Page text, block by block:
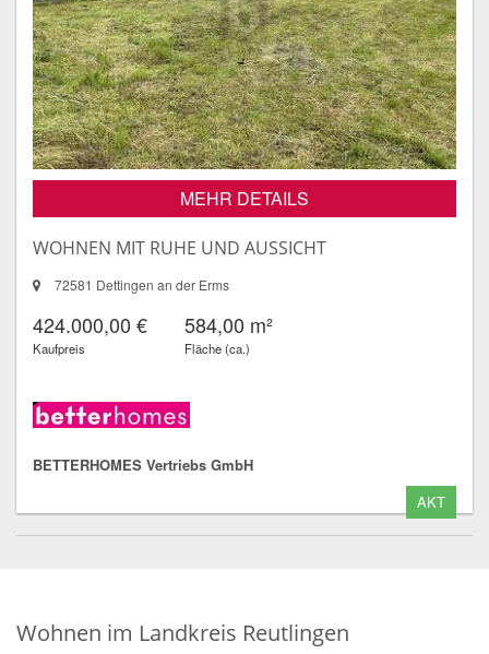
MEHR DETAILS
WOHNEN MIT RUHE UND AUSSICHT
72581 Dettingen an der Erms
424.000,00 €
Kaufpreis
584,00 m²
Fläche (ca.)
BETTERHOMES Vertriebs GmbH
AKT
Wohnen im Landkreis Reutlingen